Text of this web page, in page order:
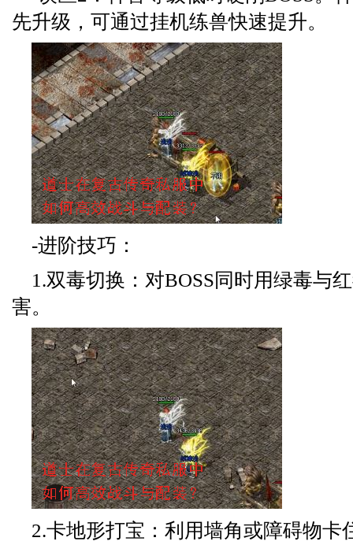
先升级，可通过挂机练兽快速提升。
-进阶技巧：
1.双毒切换：对BOSS同时用绿毒与
害。
2.卡地形打宝：利用墙角或障碍物卡